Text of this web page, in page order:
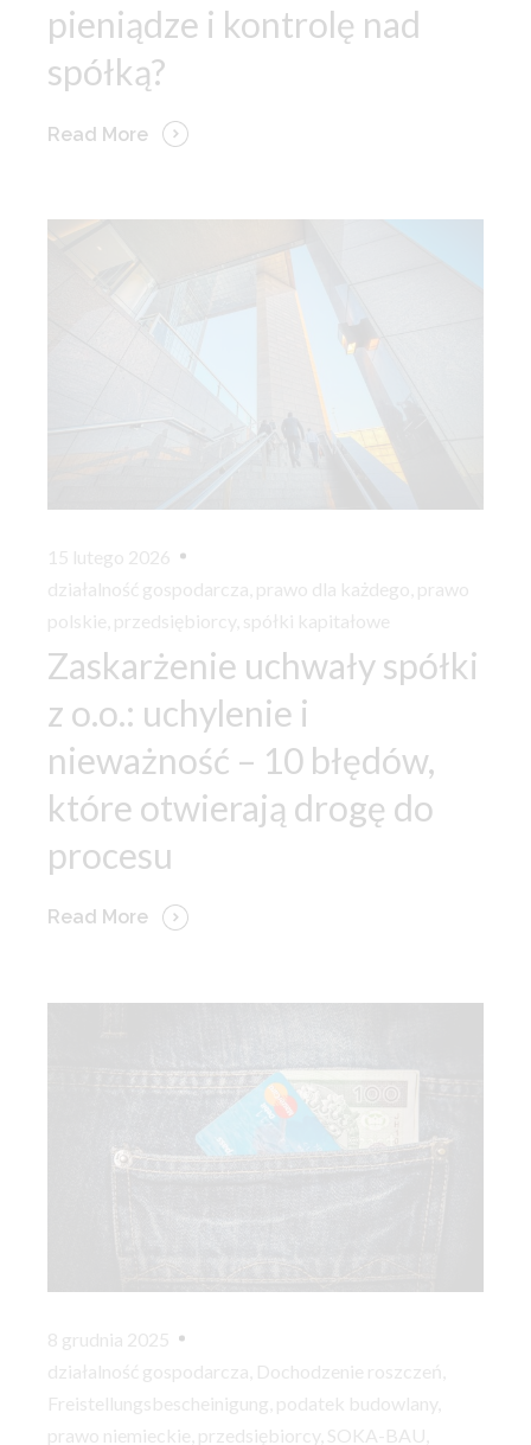
pieniądze i kontrolę nad
spółką?
Read More
15 lutego 2026
działalność gospodarcza prawo dla każdego prawo
polskie
przedsiębiorcy spółki kapitałowe
Zaskarżenie uchwały spółki
z o.o.: uchylenie i
nieważność – 10 błędów,
które otwierają drogę do
procesu
Read More
8 grudnia 2025
działalność gospodarcza Dochodzenie roszczeń
Freistellungsbescheinigung podatek budowlany
prawo niemieckie
przedsiębiorcy SOKA-BAU